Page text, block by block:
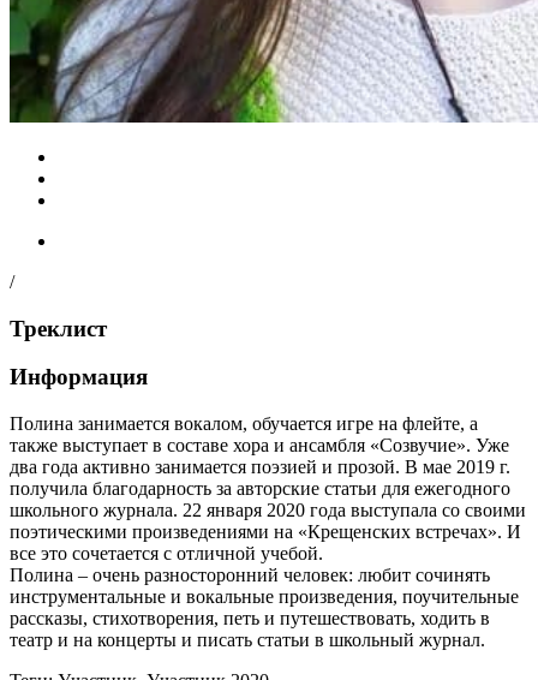
/
Треклист
Информация
Полина занимается вокалом, обучается игре на флейте, а
также выступает в составе хора и ансамбля «Созвучие». Уже
два года активно занимается поэзией и прозой. В мае 2019 г.
получила благодарность за авторские статьи для ежегодного
школьного журнала. 22 января 2020 года выступала со своими
поэтическими произведениями на «Крещенских встречах». И
все это сочетается с отличной учебой.
Полина – очень разносторонний человек: любит сочинять
инструментальные и вокальные произведения, поучительные
рассказы, стихотворения, петь и путешествовать, ходить в
театр и на концерты и писать статьи в школьный журнал.